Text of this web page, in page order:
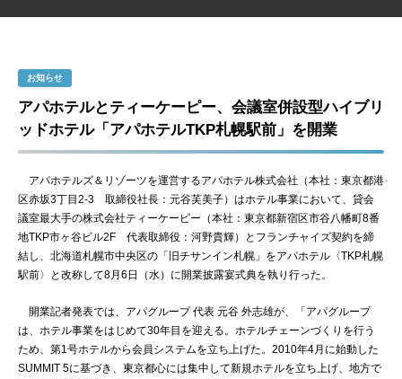
お知らせ
アパホテルとティーケーピー、会議室併設型ハイブリ
ッドホテル「アパホテルTKP札幌駅前」を開業
アパホテルズ＆リゾーツを運営するアパホテル株式会社（本社：東京都港
区赤坂3丁目2-3 取締役社長：元谷芙美子）はホテル事業において、貸会
議室最大手の株式会社ティーケーピー（本社：東京都新宿区市谷八幡町8番
地TKP市ヶ谷ビル2F 代表取締役：河野貴輝）とフランチャイズ契約を締
結し、北海道札幌市中央区の「旧チサンイン札幌」をアパホテル〈TKP札幌
駅前〉と改称して8月6日（水）に開業披露宴式典を執り行った。
開業記者発表では、アパグループ 代表 元谷 外志雄が、「アパグループ
は、ホテル事業をはじめて30年目を迎える。ホテルチェーンづくりを行う
ため、第1号ホテルから会員システムを立ち上げた。2010年4月に始動した
SUMMIT 5に基づき、東京都心には集中して新規ホテルを立ち上げ、地方で